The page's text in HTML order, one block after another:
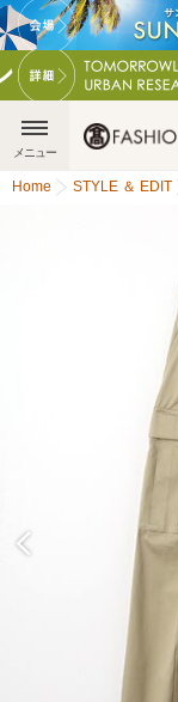
メニュー
Home STYLE ＆ EDIT